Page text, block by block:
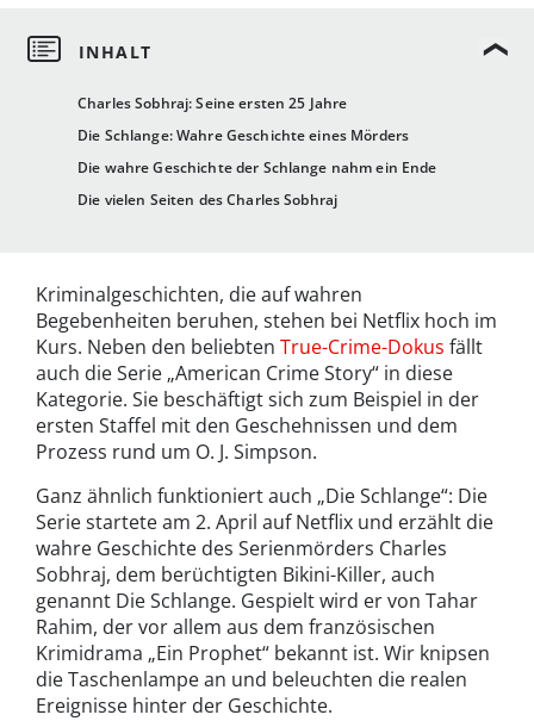
Charles Sobhraj: Seine ersten 25 Jahre
Die Schlange: Wahre Geschichte eines Mörders
Die wahre Geschichte der Schlange nahm ein Ende
Die vielen Seiten des Charles Sobhraj
Kriminalgeschichten, die auf wahren
Begebenheiten beruhen, stehen bei Netflix hoch im
Kurs. Neben den beliebten True-Crime-Dokus fällt
auch die Serie „American Crime Story“ in diese
Kategorie. Sie beschäftigt sich zum Beispiel in der
ersten Staffel mit den Geschehnissen und dem
Prozess rund um O. J. Simpson.
Ganz ähnlich funktioniert auch „Die Schlange“: Die
Serie startete am 2. April auf Netflix und erzählt die
wahre Geschichte des Serienmörders Charles
Sobhraj, dem berüchtigten Bikini-Killer, auch
genannt Die Schlange. Gespielt wird er von Tahar
Rahim, der vor allem aus dem französischen
Krimidrama „Ein Prophet“ bekannt ist. Wir knipsen
die Taschenlampe an und beleuchten die realen
Ereignisse hinter der Geschichte.